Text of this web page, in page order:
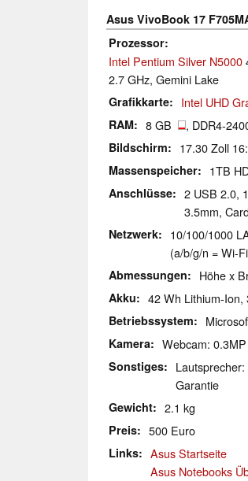
Asus VivoBook 17
Prozessor
Intel Pentium Silver N5000
2.7 GHz, Gemini Lake
Grafikkarte Intel UHD
RAM 8 GB , DDR4-
Bildschirm 17.30 Zoll
Massenspeicher 1TB
Anschlüsse
2 USB 2.0,
3.5mm,
Netzwerk
10/100/1000
(a/b/g/n = Wi-
Abmessungen Höhe x
Akku 42 Wh Lithium-Ion,
Betriebssystem
Kamera Webcam: 0.3MP
Sonstiges
Garantie
Gewicht 2.1 kg
Preis 500 Euro
Links
Asus Startseite
Asus Notebooks